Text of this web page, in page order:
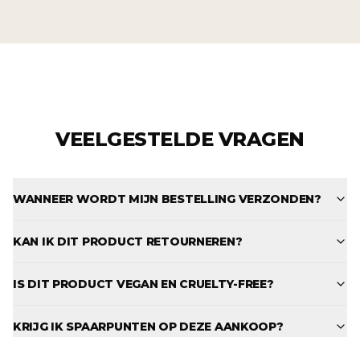
VEELGESTELDE VRAGEN
WANNEER WORDT MIJN BESTELLING VERZONDEN?
KAN IK DIT PRODUCT RETOURNEREN?
IS DIT PRODUCT VEGAN EN CRUELTY-FREE?
KRIJG IK SPAARPUNTEN OP DEZE AANKOOP?